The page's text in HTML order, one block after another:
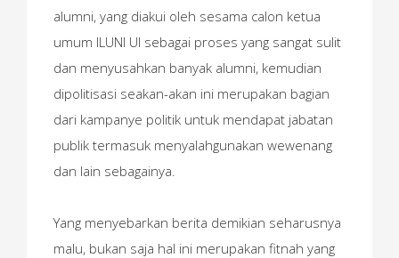
alumni, yang diakui oleh sesama calon ketua
umum ILUNI UI sebagai proses yang sangat sulit
dan menyusahkan banyak alumni, kemudian
dipolitisasi seakan-akan ini merupakan bagian
dari kampanye politik untuk mendapat jabatan
publik termasuk menyalahgunakan wewenang
dan lain sebagainya.
Yang menyebarkan berita demikian seharusnya
malu, bukan saja hal ini merupakan fitnah yang